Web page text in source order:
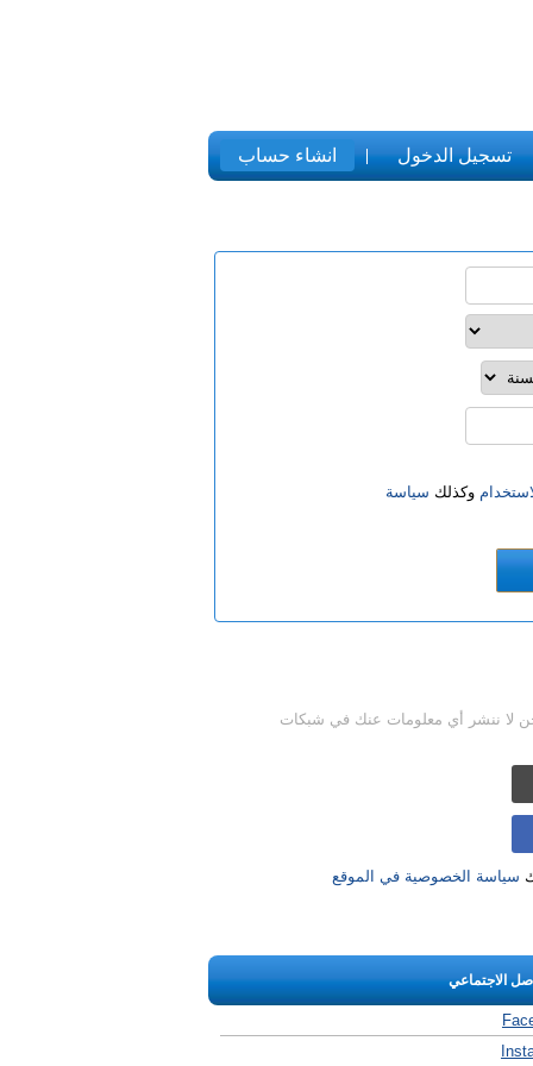
انشاء حساب تسجيل الدخول
وكذلك سياسة
لا ننشر أي معلومات عنك في شبكات
سياسة الخصوصية في الموقع
الاجتماعي